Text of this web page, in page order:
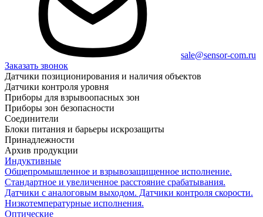
sale@sensor-com.ru
Заказать звонок
Датчики позиционирования и наличия объектов
Датчики контроля уровня
Приборы для взрывоопасных зон
Приборы зон безопасности
Соединители
Блоки питания и барьеры искрозащиты
Принадлежности
Архив продукции
Индуктивные
Общепромышленное и взрывозащищенное исполнение.
Стандартное и увеличенное расстояние срабатывания.
Датчики с аналоговым выходом. Датчики контроля скорости.
Низкотемпературные исполнения.
Оптические